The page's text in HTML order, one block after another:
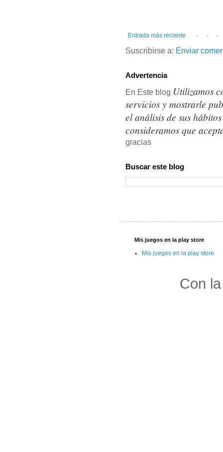
Entrada más reciente
Suscribirse a: Enviar
Advertencia
En Este blog Utilizamos
servicios y mostrarle
el análisis de sus
consideramos que
gracias
Buscar este blog
Mis juegos en la play store
Mis juegos en la play store
Con